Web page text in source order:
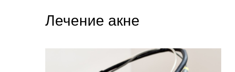
Лечение акне